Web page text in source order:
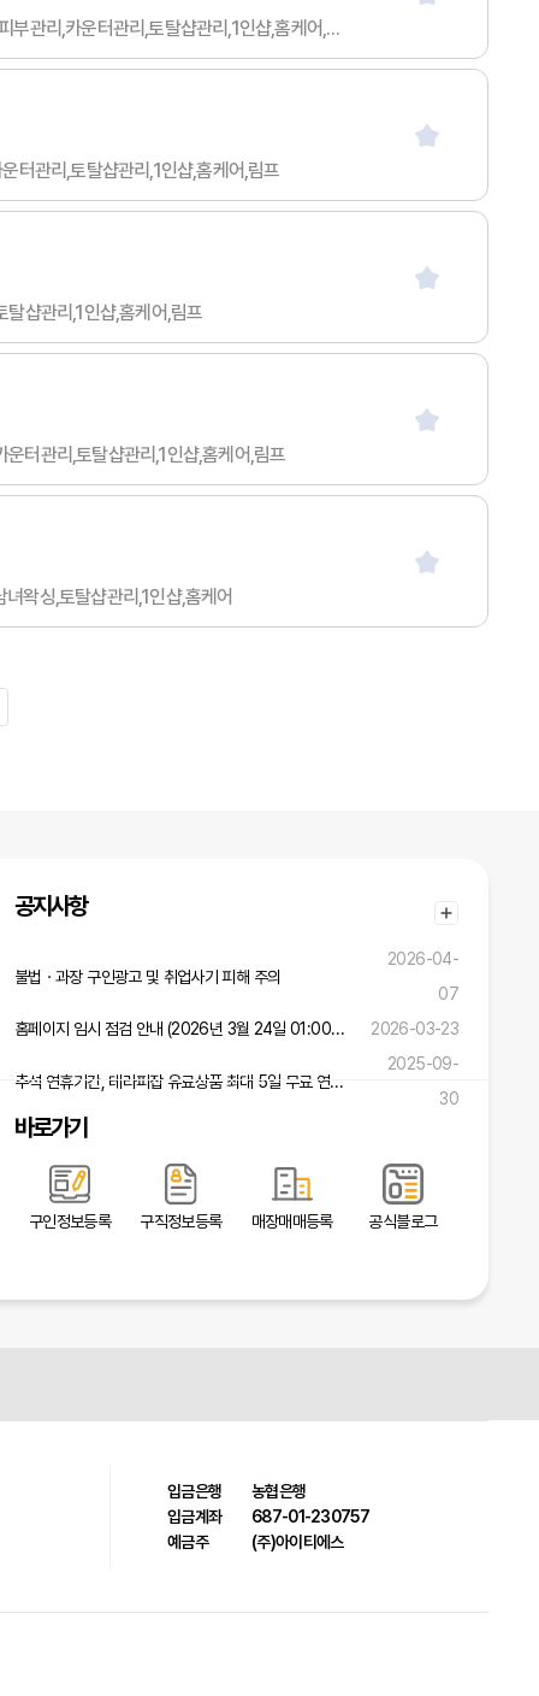
일급 50만이상 / 20세 이하 / 무관 / 무관 / 아르바이트 / 스웨디시마사지,타이마사지,아로마마사지,스포츠마사지,피부관리,카운터관리,토탈샵관리,1인샵,홈케어,림프
터관리,토탈샵관리,1인샵,홈케어,림프
샵관리,1인샵,홈케어,림프
터관리,토탈샵관리,1인샵,홈케어,림프
왁싱,토탈샵관리,1인샵,홈케어
공지사항
불법ㆍ과장 구인광고 및 취업사기 피해 주의
2026-04-
07
홈페이지 임시 점검 안내 (2026년 3월 24일 01:00 ~ 02:00)
2026-03-23
추석 연휴기간, 테라피잡 유료상품 최대 5일 무료 연장 혜택!
2025-09-
30
바로가기
구인정보등록 구직정보등록 매장매매등록 공식블로그
입금은행
농협은행
입금계좌
687-01-230757
예금주
(주)아이티에스